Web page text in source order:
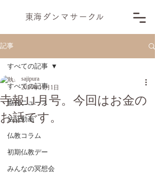
​東海ダンマサー ク ル
記事
すべての記事
協会ニュース
法話動画
仏教コラム
初期仏教デー
みんなの冥想会
すべての記事
寺報11月号。今回はお金の
お話です。
sajipura
2024年11月1日